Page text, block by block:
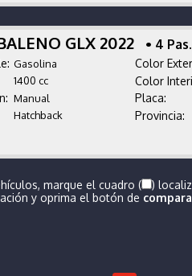
GLX 2022 • 4 Pas.
Gasolina Color
1400 cc Color
Manual Placa:
Hatchback Provincia:
marque el cuadro (
)
y oprima el botón de